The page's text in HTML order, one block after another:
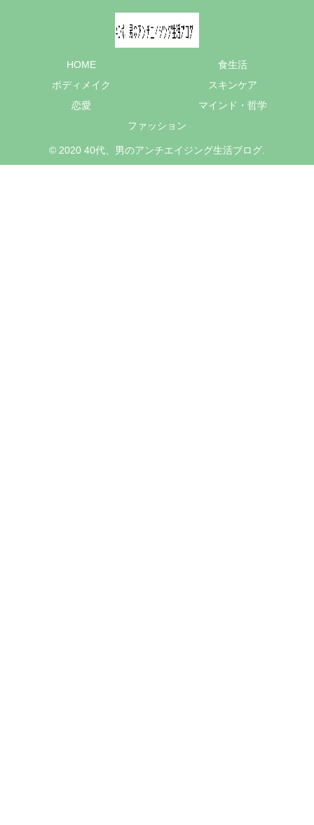
HOME
食生活
ボディメイク
スキンケア
恋愛
マインド・哲学
ファッション
© 2020 40代、男のアンチエイジング生活ブログ.